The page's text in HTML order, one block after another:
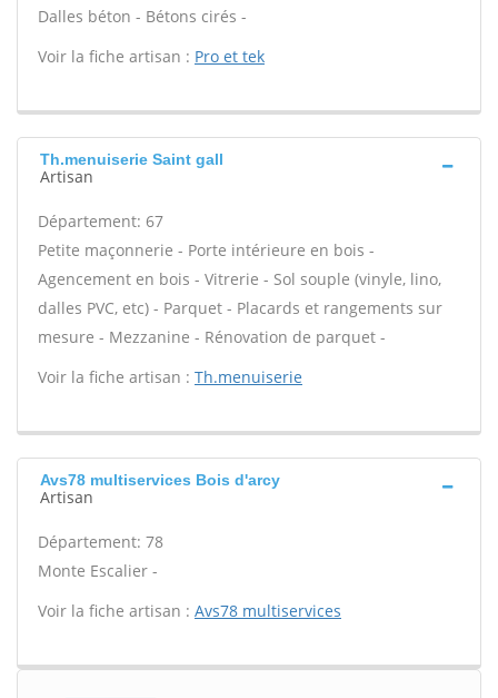
Dalles béton - Bétons cirés -
Voir la fiche artisan : Pro et tek
Th.menuiserie Saint gall
Artisan
Département: 67
Petite maçonnerie - Porte intérieure en bois -
Agencement en bois - Vitrerie - Sol souple (vinyle, lino,
dalles PVC, etc) - Parquet - Placards et rangements sur
mesure - Mezzanine - Rénovation de parquet -
Voir la fiche artisan : Th.menuiserie
Avs78 multiservices Bois d'arcy
Artisan
Département: 78
Monte Escalier -
Voir la fiche artisan : Avs78 multiservices